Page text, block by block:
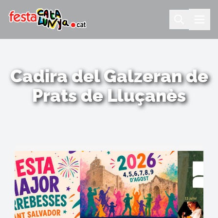
Cadira del Galzeran de
Prats de Lluçanès